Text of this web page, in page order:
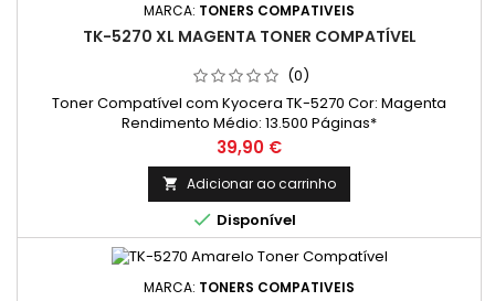
MARCA: TONERS COMPATIVEIS
TK-5270 XL MAGENTA TONER COMPATÍVEL
(0)
Toner Compatível com Kyocera TK-5270 Cor: Magenta
Rendimento Médio: 13.500 Páginas*
Preço
39,90 €
 Adicionar ao carrinho
 Disponível
MARCA: TONERS COMPATIVEIS